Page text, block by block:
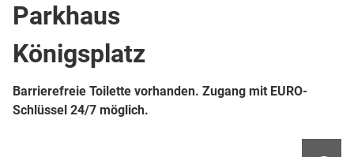
Parkhaus
Königsplatz
Barrierefreie Toilette vorhanden. Zugang mit EURO-
Schlüssel 24/7 möglich.